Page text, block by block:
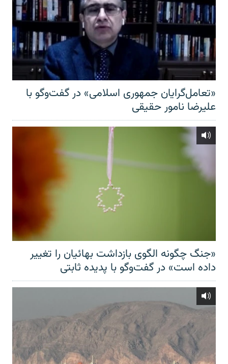
«تعامل‌گرایان جمهوری اسلامی» در گفت‌وگو با
علیرضا نامور حقیقی
«جنگ چگونه الگوی بازداشت بهائیان را تغییر
داده است» در گفت‌وگو با پدیده ثابتی